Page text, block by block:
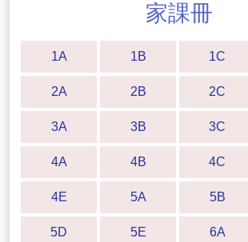
家課冊
1A 1B 1C
2A 2B 2C
3A 3B 3C
4A 4B 4C
4E 5A 5B
5D 5E 6A